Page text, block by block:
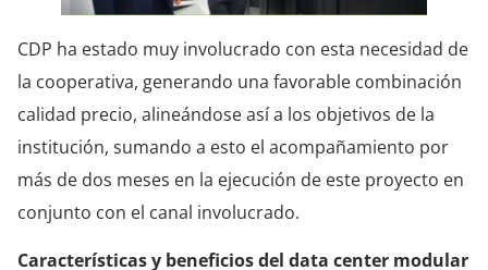
CDP ha estado muy involucrado con esta necesidad de
la cooperativa, generando una favorable combinación
calidad precio, alineándose así a los objetivos de la
institución, sumando a esto el acompañamiento por
más de dos meses en la ejecución de este proyecto en
conjunto con el canal involucrado.
Características y beneficios del data center modular